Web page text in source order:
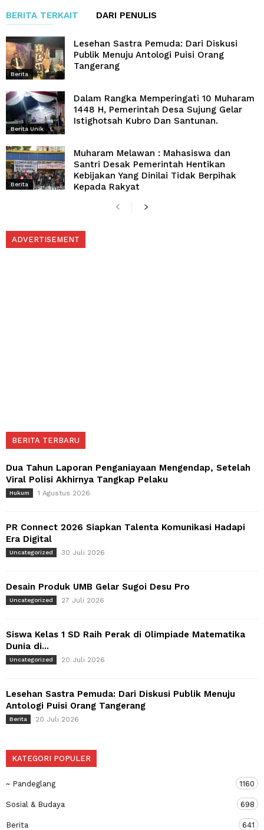
BERITA TERKAIT DARI PENULIS
Berita
Lesehan Sastra Pemuda: Dari Diskusi
Publik Menuju Antologi Puisi Orang
Tangerang
Berita Unik
Dalam Rangka Memperingati 10 Muharam
1448 H, Pemerintah Desa Sujung Gelar
Istighotsah Kubro Dan Santunan.
Berita
Muharam Melawan : Mahasiswa dan
Santri Desak Pemerintah Hentikan
Kebijakan Yang Dinilai Tidak Berpihak
Kepada Rakyat
ADVERTISEMENT
BERITA TERBARU
Dua Tahun Laporan Penganiayaan Mengendap, Setelah
Viral Polisi Akhirnya Tangkap Pelaku
Hukum 1 Agustus 2026
PR Connect 2026 Siapkan Talenta Komunikasi Hadapi
Era Digital
Uncategorized 30 Juli 2026
Desain Produk UMB Gelar Sugoi Desu Pro
Uncategorized 27 Juli 2026
Siswa Kelas 1 SD Raih Perak di Olimpiade Matematika
Dunia di...
Uncategorized 20 Juli 2026
Lesehan Sastra Pemuda: Dari Diskusi Publik Menuju
Antologi Puisi Orang Tangerang
Berita 20 Juli 2026
KATEGORI POPULER
~ Pandeglang 1160
Sosial & Budaya 698
Berita 641